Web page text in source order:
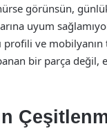
görünsün,
uyum
profili ve
bir parça